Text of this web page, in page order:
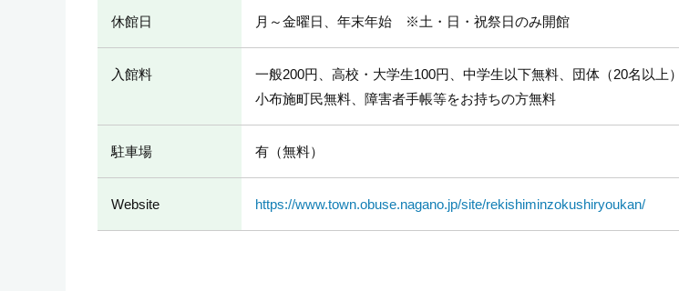
休館日 月～金曜日、年末年始 ※土・日・祝祭日のみ開館
入館料
一般200円、高校・大学生100円、中学生以下無料、団体（20名以上
小布施町民無料、障害者手帳等をお持ちの方無料
駐車場 有（無料）
Website https://www.town.obuse.nagano.jp/site/rekishiminzokushiryoukan/